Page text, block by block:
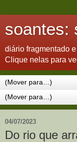
soantes:
diário fragmentado
Clique nelas para
04/07/2023
Do rio que